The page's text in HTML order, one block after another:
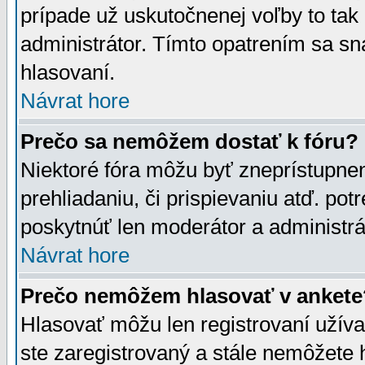
prípade už uskutočnenej voľby to
administrátor. Tímto opatrením sa
hlasovaní.
Návrat hore
Prečo sa nemôžem dostať k fóru?
Niektoré fóra môžu byť
prehliadaniu, či prispievaniu atď.
poskytnúť len moderátor a
Návrat hore
Prečo nemôžem hlasovať v
Hlasovať môžu len registrovaní
ste zaregistrovaný a stále